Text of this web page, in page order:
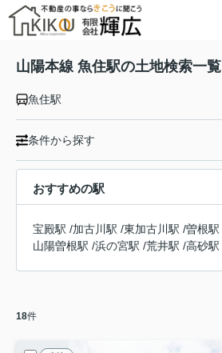
山陽本線 魚住駅の土地検索一覧
魚住駅
条件から探す
おすすめの駅
宝殿駅 /加古川駅 /東加古川駅 /曽根駅
山陽曽根駅 /浜の宮駅 /荒井駅 /高砂駅
18件